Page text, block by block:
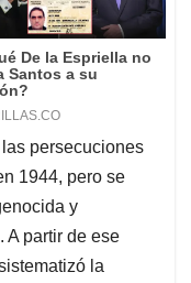
persecuciones
1944, pero se
y
A partir de ese
la